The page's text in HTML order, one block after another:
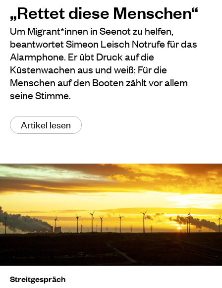
„Rettet diese Menschen“
Um Migrant*innen in Seenot zu helfen,
beantwortet Simeon Leisch Notrufe für das
Alarmphone. Er übt Druck auf die
Küstenwachen aus und weiß: Für die
Menschen auf den Booten zählt vor allem
seine Stimme.
Artikel lesen
Streitgespräch